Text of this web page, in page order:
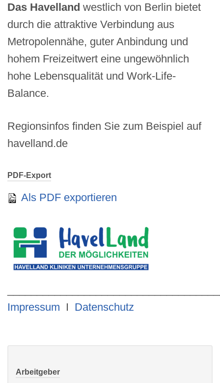
Das Havelland westlich von Berlin bietet
durch die attraktive Verbindung aus
Metropolennähe, guter Anbindung und
hohem Freizeitwert eine ungewöhnlich
hohe Lebensqualität und Work-Life-
Balance.
Regionsinfos finden Sie zum Beispiel auf
havelland.de
PDF-Export
Als PDF exportieren
Impressum I Datenschutz
Arbeitgeber